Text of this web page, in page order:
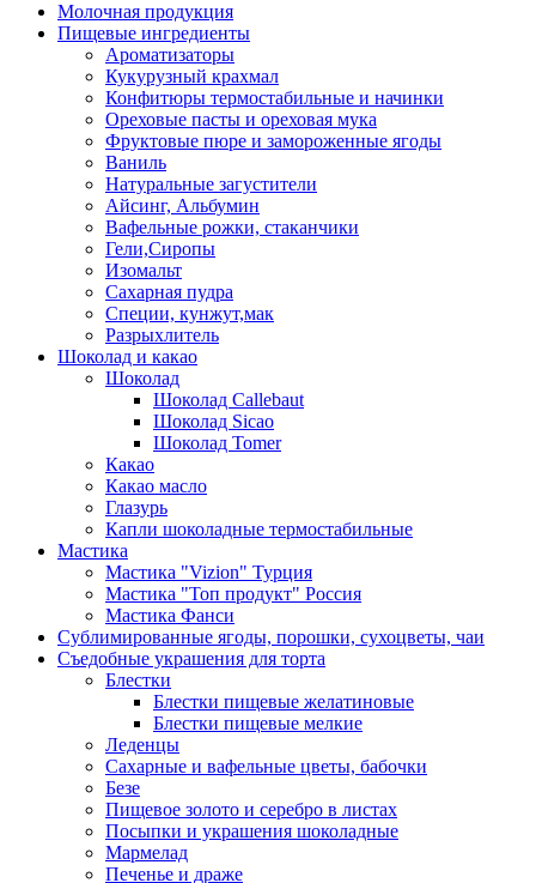
Молочная продукция
Пищевые ингредиенты
Ароматизаторы
Кукурузный крахмал
Конфитюры термостабильные и начинки
Ореховые пасты и ореховая мука
Фруктовые пюре и замороженные ягоды
Ваниль
Натуральные загустители
Айсинг, Альбумин
Вафельные рожки, стаканчики
Гели,Сиропы
Изомальт
Сахарная пудра
Специи, кунжут,мак
Разрыхлитель
Шоколад и какао
Шоколад
Шоколад Callebaut
Шоколад Sicao
Шоколад Tomer
Какао
Какао масло
Глазурь
Капли шоколадные термостабильные
Мастика
Мастика "Vizion" Турция
Мастика "Топ продукт" Россия
Мастика Фанси
Сублимированные ягоды, порошки, сухоцветы, чаи
Съедобные украшения для торта
Блестки
Блестки пищевые желатиновые
Блестки пищевые мелкие
Леденцы
Сахарные и вафельные цветы, бабочки
Безе
Пищевое золото и серебро в листах
Посыпки и украшения шоколадные
Мармелад
Печенье и драже